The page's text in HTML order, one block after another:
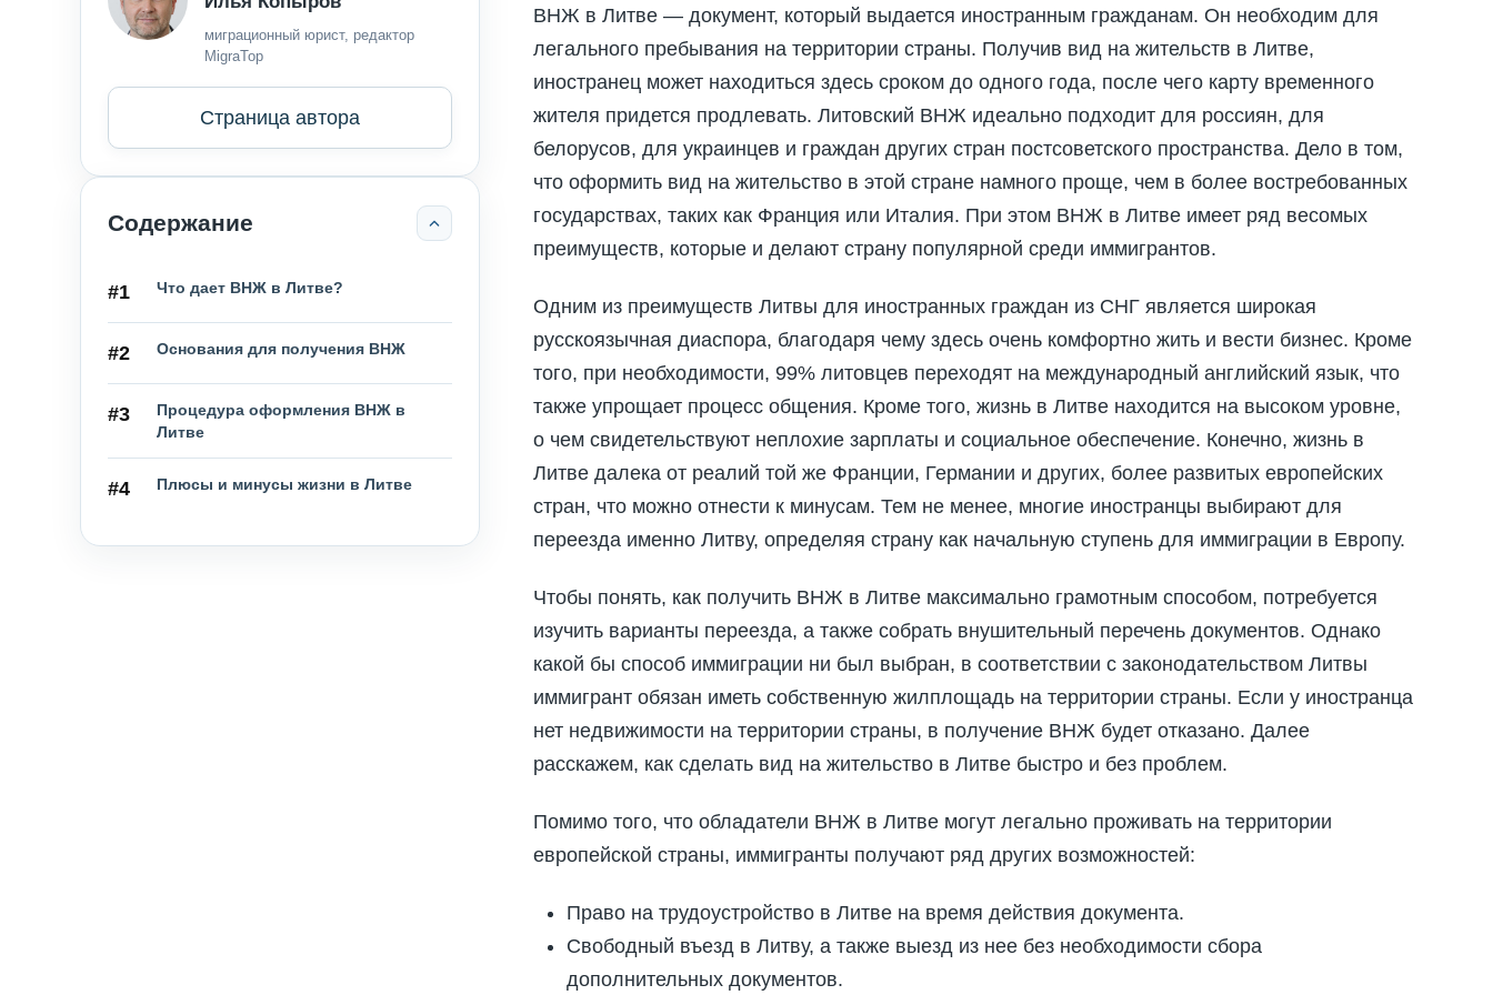
миграционный юрист, редактор
MigraTop
Страница автора
Содержание
#1 Что дает ВНЖ в Литве?
#2 Основания для получения ВНЖ
#3
Процедура оформления ВНЖ в
Литве
#4 Плюсы и минусы жизни в Литве
ВНЖ в Литве — документ, который выдается иностранным гражданам. Он необходим для
легального пребывания на территории страны. Получив вид на жительств в Литве,
иностранец может находиться здесь сроком до одного года, после чего карту временного
жителя придется продлевать. Литовский ВНЖ идеально подходит для россиян, для
белорусов, для украинцев и граждан других стран постсоветского пространства. Дело в том,
что оформить вид на жительство в этой стране намного проще, чем в более востребованных
государствах, таких как Франция или Италия. При этом ВНЖ в Литве имеет ряд весомых
преимуществ, которые и делают страну популярной среди иммигрантов.
Одним из преимуществ Литвы для иностранных граждан из СНГ является широкая
русскоязычная диаспора, благодаря чему здесь очень комфортно жить и вести бизнес. Кроме
того, при необходимости, 99% литовцев переходят на международный английский язык, что
также упрощает процесс общения. Кроме того, жизнь в Литве находится на высоком уровне,
о чем свидетельствуют неплохие зарплаты и социальное обеспечение. Конечно, жизнь в
Литве далека от реалий той же Франции, Германии и других, более развитых европейских
стран, что можно отнести к минусам. Тем не менее, многие иностранцы выбирают для
переезда именно Литву, определяя страну как начальную ступень для иммиграции в Европу.
Чтобы понять, как получить ВНЖ в Литве максимально грамотным способом, потребуется
изучить варианты переезда, а также собрать внушительный перечень документов. Однако
какой бы способ иммиграции ни был выбран, в соответствии с законодательством Литвы
иммигрант обязан иметь собственную жилплощадь на территории страны. Если у иностранца
нет недвижимости на территории страны, в получение ВНЖ будет отказано. Далее
расскажем, как сделать вид на жительство в Литве быстро и без проблем.
Помимо того, что обладатели ВНЖ в Литве могут легально проживать на территории
европейской страны, иммигранты получают ряд других возможностей:
Право на трудоустройство в Литве на время действия документа.
Свободный въезд в Литву, а также выезд из нее без необходимости сбора
дополнительных документов.